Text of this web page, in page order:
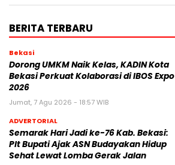
BERITA TERBARU
Bekasi
Dorong UMKM Naik Kelas, KADIN Kota
Bekasi Perkuat Kolaborasi di IBOS Expo
2026
Jumat, 7 Agu 2026 - 18:57 WIB
ADVERTORIAL
‎Semarak Hari Jadi ke-76 Kab. Bekasi:
Plt Bupati Ajak ASN Budayakan Hidup
Sehat Lewat Lomba Gerak Jalan